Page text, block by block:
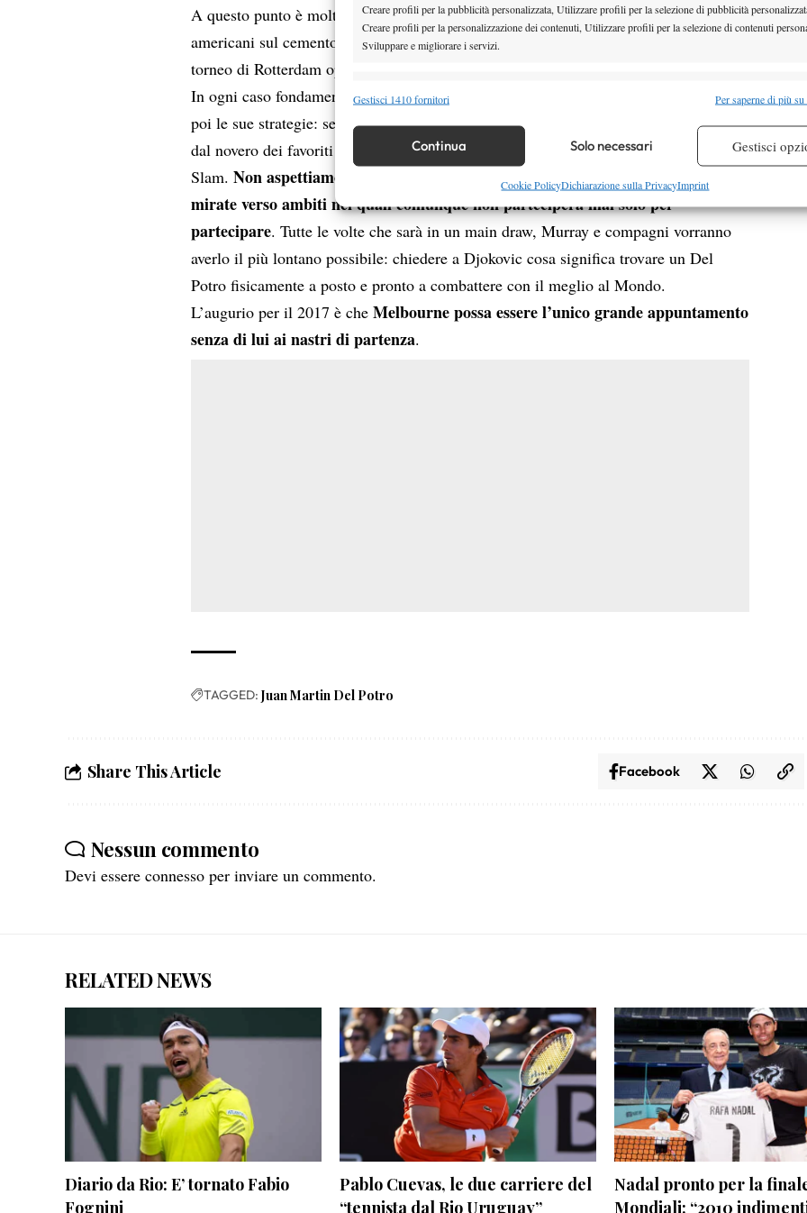
Creare profili per la pubblicità personalizzata, Utilizzare profili per la selezione di pubblicità
Creare profili per la personalizzazione dei contenuti, Utilizzare profili per la selezione di contenuti
Sviluppare e migliorare i servizi.
Funzionalità
Identificare i dispositivi in base alle informazioni trasmesse automaticamente.
Garantire la sicurezza, prevenire e rilevare frodi, correggere errori,
Erogare e presentare pubblicità e contenuto, Salvare e comunicare le
scelte sulla privacy.
Gestisci 1410 fornitori Per saperne di più
Continua Solo necessari Gestisci
Cookie PolicyDichiarazione sulla PrivacyImprint
A questo punto è molto probabile aspettarsi un Del Potro mina vagante nei tornei
americani sul cemento a marzo con un febbraio che potrebbe vederlo al via nel
torneo di Rotterdam oppure nel torneo di casa di Buenos Aires.
In ogni caso fondamentale aspettare il suo rientro per capire al meglio quali saranno
poi le sue strategie: se riavremo lo stesso Del Potro visto nel 2016 non è da escludere
dal novero dei favoriti a Wimbledon e agli US Open, se vogliamo focalizzarci sugli
Slam.Non aspettiamoci un Delpo da tantissimi tornei, aspettiamocelo con scelte
mirate verso ambiti nei quali comunque non parteciperà mai solo per
partecipare. Tutte le volte che sarà in un main draw, Murray e compagni vorranno
averlo il più lontano possibile: chiedere a Djokovic cosa significa trovare un Del
Potro fisicamente a posto e pronto a combattere con il meglio al Mondo.
L’augurio per il 2017 è cheMelbourne possa essere l’unico grande appuntamento
senza di lui ai nastri di partenza.
TAGGED: Juan Martin Del Potro
Share This Article Facebook
Nessun commento
Devi essere connesso per inviare un commento.
RELATED NEWS
Diario da Rio: E’ tornato Fabio
Fognini
Pablo Cuevas, le due carriere del
“tennista dal Rio Uruguay”
Nadal pronto per la
Mondiali: “2010